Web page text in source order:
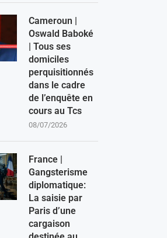
Cameroun |
Oswald Baboké
| Tous ses
domiciles
perquisitionnés
dans le cadre
de l’enquête en
cours au Tcs
08/07/2026
France |
Gangsterisme
diplomatique:
La saisie par
Paris d’une
cargaison